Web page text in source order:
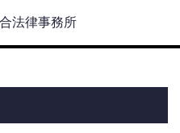
法律事務所